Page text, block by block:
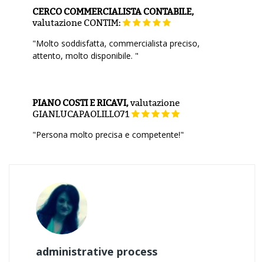
CERCO COMMERCIALISTA CONTABILE,
valutazioneCONTIM:
"Molto soddisfatta, commercialista preciso,
attento, molto disponibile. "
PIANO COSTI E RICAVI,valutazione
GIANLUCAPAOLILLO71
"Persona molto precisa e competente!"
administrative process